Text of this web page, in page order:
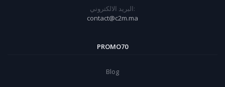
البريد الالكتروني:
contact@c2m.ma
PROMO70
Blog